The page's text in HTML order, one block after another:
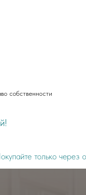
собственности
через